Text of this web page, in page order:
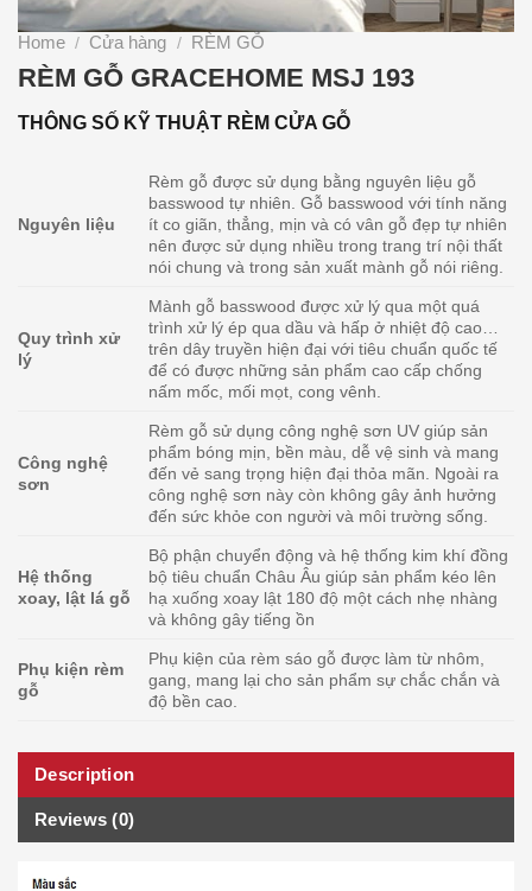
Home / Cửa hàng / RÈM GỖ
RÈM GỖ GRACEHOME MSJ 193
THÔNG SỐ KỸ THUẬT RÈM CỬA GỖ
Nguyên liệu
Rèm gỗ được sử dụng bằng nguyên liệu gỗ
basswood tự nhiên. Gỗ basswood với tính năng
ít co giãn, thẳng, mịn và có vân gỗ đẹp tự nhiên
nên được sử dụng nhiều trong trang trí nội thất
nói chung và trong sản xuất mành gỗ nói riêng.
Quy trình xử
lý
Mành gỗ basswood được xử lý qua một quá
trình xử lý ép qua dầu và hấp ở nhiệt độ cao…
trên dây truyền hiện đại với tiêu chuẩn quốc tế
để có được những sản phẩm cao cấp chống
nấm mốc, mối mọt, cong vênh.
Công nghệ
sơn
Rèm gỗ sử dụng công nghệ sơn UV giúp sản
phẩm bóng mịn, bền màu, dễ vệ sinh và mang
đến vẻ sang trọng hiện đại thỏa mãn. Ngoài ra
công nghệ sơn này còn không gây ảnh hưởng
đến sức khỏe con người và môi trường sống.
Hệ thống
xoay, lật lá gỗ
Bộ phận chuyển động và hệ thống kim khí đồng
bộ tiêu chuẩn Châu Âu giúp sản phẩm kéo lên
hạ xuống xoay lật 180 độ một cách nhẹ nhàng
và không gây tiếng ồn
Phụ kiện rèm
gỗ
Phụ kiện của rèm sáo gỗ được làm từ nhôm,
gang, mang lại cho sản phẩm sự chắc chắn và
độ bền cao.
Description
Reviews (0)